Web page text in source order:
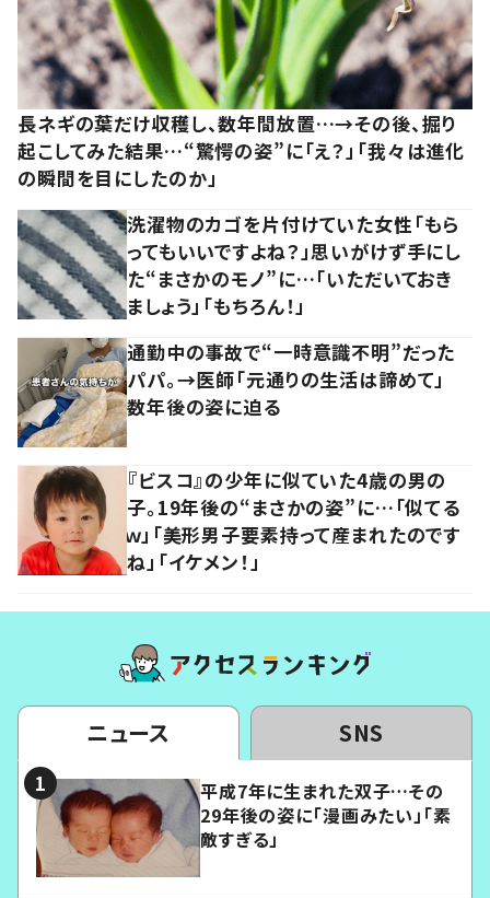
長ネギの葉だけ収穫し、数年間放置…→その後、掘り
起こしてみた結果…“驚愕の姿”に「え？」「我々は進化
の瞬間を目にしたのか」
洗濯物のカゴを片付けていた女性「もら
ってもいいですよね？」思いがけず手にし
た“まさかのモノ”に…「いただいておき
ましょう」「もちろん！」
通勤中の事故で“一時意識不明”だった
パパ。→医師「元通りの生活は諦めて」
数年後の姿に迫る
『ビスコ』の少年に似ていた4歳の男の
子。19年後の“まさかの姿”に…「似てる
ｗ」「美形男子要素持って産まれたのです
ね」「イケメン！」
ニュース SNS
平成7年に生まれた双子…その
29年後の姿に「漫画みたい」「素
敵すぎる」